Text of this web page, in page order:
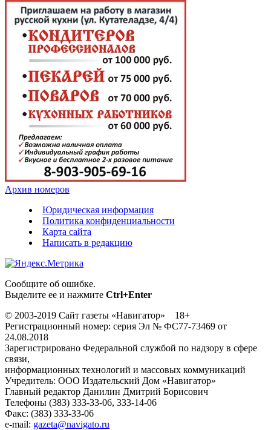
Архив номеров
Юридическая информация
Политика конфиденциальности
Карта сайта
Написать в редакцию
Сообщите об ошибке.
Выделите ее и нажмите Ctrl+Enter
© 2003-2019 Сайт газеты «Навигатор» 18+
Регистрационный номер: серия Эл № ФС77-73469 от
24.08.2018
Зарегистрировано Федеральной службой по надзору в сфере
связи,
информационных технологий и массовых коммуникаций
Учредитель: ООО Издательский Дом «Навигатор»
Главный редактор Данилин Дмитрий Борисович
Телефоны (383) 333-33-06, 333-14-06
Факс: (383) 333-33-06
e-mail: gazeta@navigato.ru